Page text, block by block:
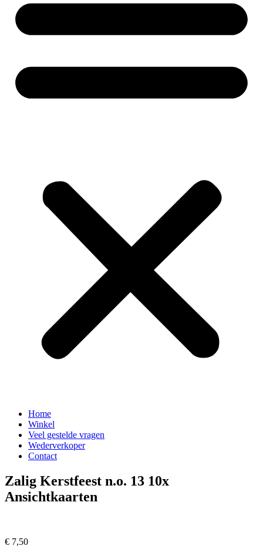
Home
Winkel
Veel gestelde vragen
Wederverkoper
Contact
Zalig Kerstfeest n.o. 13 10x
Ansichtkaarten
€ 7,50